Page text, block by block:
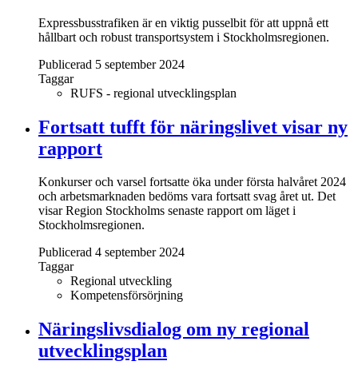
Expressbusstrafiken är en viktig pusselbit för att uppnå ett
hållbart och robust transportsystem i Stockholmsregionen.
Publicerad 5 september 2024
Taggar
RUFS - regional utvecklingsplan
Fortsatt tufft för näringslivet visar ny
rapport
Konkurser och varsel fortsatte öka under första halvåret 2024
och arbetsmarknaden bedöms vara fortsatt svag året ut. Det
visar Region Stockholms senaste rapport om läget i
Stockholmsregionen.
Publicerad 4 september 2024
Taggar
Regional utveckling
Kompetensförsörjning
Näringslivsdialog om ny regional
utvecklingsplan